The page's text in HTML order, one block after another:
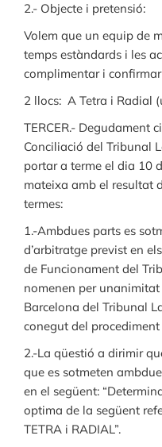
2.- Objecte i pretensió:
Volem que un equip de
temps estàndards i les
complimentar i
2 llocs: A Tetra i Radial
TERCER.- Degudament
Conciliació del Tribunal
portar a terme el dia 10
mateixa amb el resultat
termes:
1.-Ambdues parts es
d’arbitratge previst en
de Funcionament del
nomenen per
Barcelona del Tribunal
conegut del
2.-La qüestió a dirimir
que es sotmeten
en el següent:
optima de la següent
TETRA i RADIAL”.